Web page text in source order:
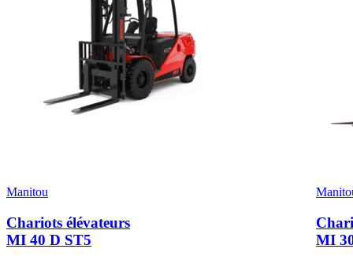
Manitou
Chariots élévateurs
MI 40 D ST5
MI